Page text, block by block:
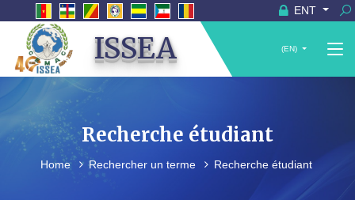
ENT
ISSEA (EN)
Recherche étudiant
Home Rechercher un terme Recherche étudiant